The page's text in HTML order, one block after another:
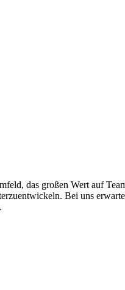
das großen Wert auf
Bei uns